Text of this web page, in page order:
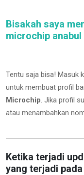
Bisakah saya
microchip
Tentu saja bisa! Masuk
untuk membuat profil
Microchip. Jika profil
atau menambahkan
Ketika terjadi
yang terjadi